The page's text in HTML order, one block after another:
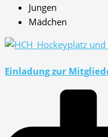
Jungen
Mädchen
Einladung zur